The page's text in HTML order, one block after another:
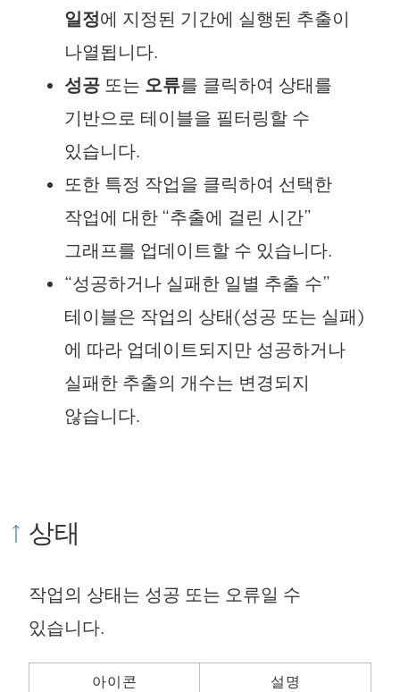
일정에 지정된 기간에 실행된 추출이
나열됩니다.
성공 또는 오류를 클릭하여 상태를
기반으로 테이블을 필터링할 수
있습니다.
또한 특정 작업을 클릭하여 선택한
작업에 대한 “추출에 걸린 시간”
그래프를 업데이트할 수 있습니다.
“성공하거나 실패한 일별 추출 수”
테이블은 작업의 상태(성공 또는 실패)
에 따라 업데이트되지만 성공하거나
실패한 추출의 개수는 변경되지
않습니다.
상태
작업의 상태는 성공 또는 오류일 수
있습니다.
아이콘 설명